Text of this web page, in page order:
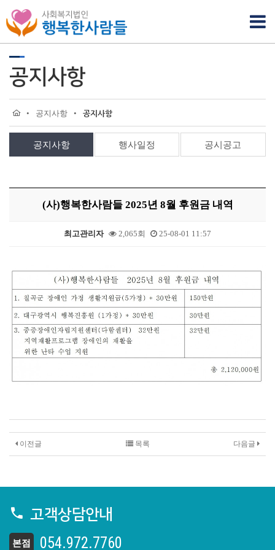
공지사항
• 공지사항 • 공지사항
공지사항 행사일정 공시공고
(사)행복한사람들 2025년 8월 후원금 내역
최고관리자 2,065회 25-08-01 11:57
이전글 다음글
목록
고객상담안내
본점 054.972.7760